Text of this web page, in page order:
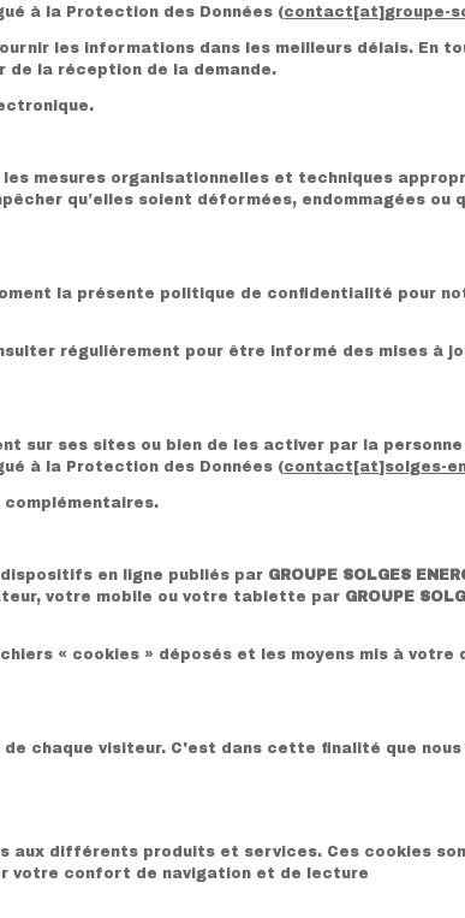
à la Protection des Données (contact[at]groupe-
les informations dans les meilleurs délais. En
de la réception de la demande.
mesures organisationnelles et techniques
qu’elles soient déformées, endommagées ou
la présente politique de confidentialité pour
régulièrement pour être informé des mises à
sur ses sites ou bien de les activer par la
à la Protection des Données (contact[at]solges-
en ligne publiés par GROUPE SOLGES
votre mobile ou votre tablette par GROUPE
« cookies » déposés et les moyens mis à
chaque visiteur. C'est dans cette finalité que nous
aux différents produits et services. Ces cookies
votre confort de navigation et de lecture